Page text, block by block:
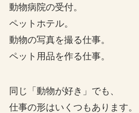
動物病院の受付。
ペットホテル。
動物の写真を撮る仕事。
ペット用品を作る仕事。
同じ「動物が好き」でも、
仕事の形はいくつもあります。